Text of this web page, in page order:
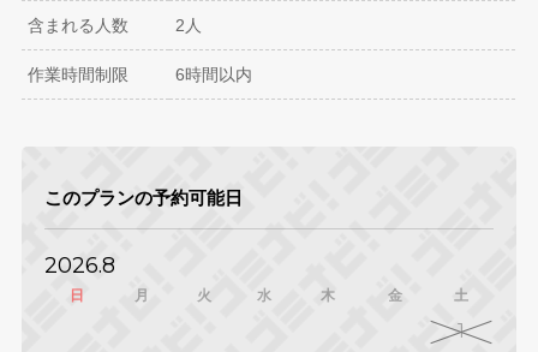
含まれる人数 2人
作業時間制限 6時間以内
このプランの予約可能日
2026.8
日 月 火 水 木 金 土
1